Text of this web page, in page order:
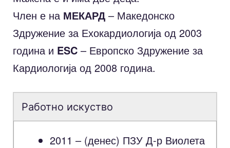
Член е на МЕКАРД – Македонско
Здружение за Ехокардиологија од 2003
година и ESC – Европско Здружение за
Кардиологија од 2008 година.
Работно искуство
2011 – (денес) ПЗУ Д-р Виолета